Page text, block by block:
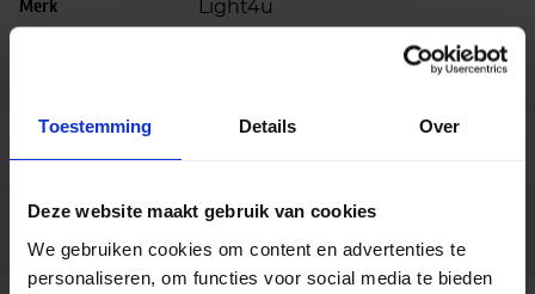
Toestemming Details Over
Deze website maakt gebruik van cookies
We gebruiken cookies om content en advertenties te
personaliseren, om functies voor social media te bieden
Merk Light4u
Bryan PENDANT CLEAR
5600lm/840 45W 40° white